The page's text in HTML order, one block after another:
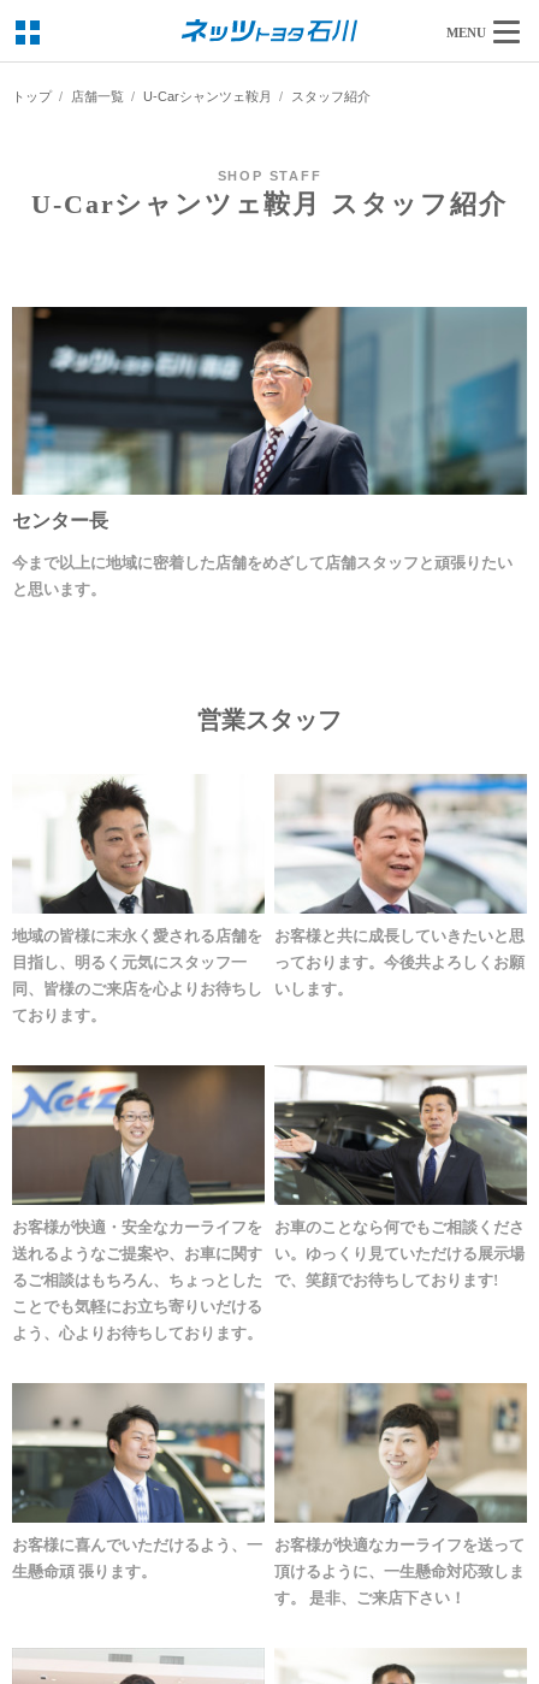
MENU
トップ 店舗一覧 U-Carシャンツェ鞍月 スタッフ紹介
SHOP STAFF
U-Carシャンツェ鞍月 スタッフ紹介
センター長
今まで以上に地域に密着した店舗をめざして店舗スタッフと頑張りたい
と思います。
営業スタッフ
地域の皆様に末永く愛される店舗を
目指し、明るく元気にスタッフ一
同、皆様のご来店を心よりお待ちし
ております。
お客様と共に成長していきたいと思
っております。今後共よろしくお願
いします。
お客様が快適・安全なカーライフを
送れるようなご提案や、お車に関す
るご相談はもちろん、ちょっとした
ことでも気軽にお立ち寄りいだける
よう、心よりお待ちしております。
お車のことなら何でもご相談くださ
い。ゆっくり見ていただける展示場
で、笑顔でお待ちしております!
お客様に喜んでいただけるよう、一
生懸命頑 張ります。
お客様が快適なカーライフを送って
頂けるように、一生懸命対応致しま
す。 是非、ご来店下さい！